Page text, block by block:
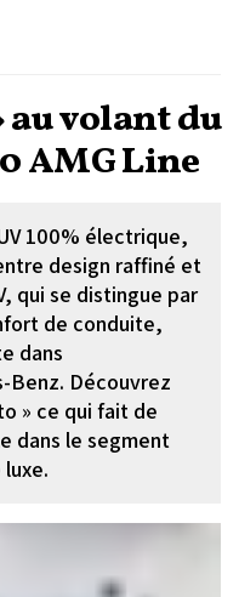
au volant du
AMG Line
100% électrique,
design raffiné et
qui se distingue par
de conduite,
dans
Benz. Découvrez
» ce qui fait de
dans le segment